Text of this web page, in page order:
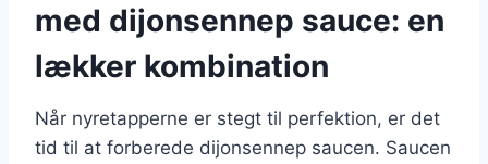
med dijonsennep sauce: en
lækker kombination
Når nyretapperne er stegt til perfektion, er det
tid til at forberede dijonsennep saucen. Saucen